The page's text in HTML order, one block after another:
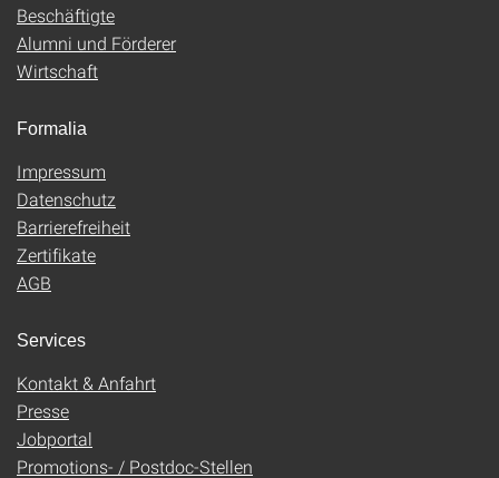
Beschäftigte
Alumni und Förderer
Wirtschaft
Formalia
Impressum
Datenschutz
Barrierefreiheit
Zertifikate
AGB
Services
Kontakt & Anfahrt
Presse
Jobportal
Promotions- / Postdoc-Stellen